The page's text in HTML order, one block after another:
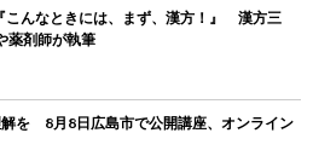
こんなときには、まず、漢方！』 漢方三
薬剤師が執筆
を 8月8日広島市で公開講座、オンライン